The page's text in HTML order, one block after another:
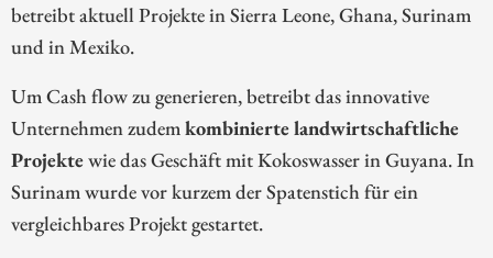
betreibt aktuell Projekte in Sierra Leone, Ghana, Surinam
und in Mexiko.
Um Cash flow zu generieren, betreibt das innovative
Unternehmen zudemkombinierte landwirtschaftliche
Projektewie das Geschäft mit Kokoswasser in Guyana. In
Surinam wurde vor kurzem der Spatenstich für ein
vergleichbares Projekt gestartet.